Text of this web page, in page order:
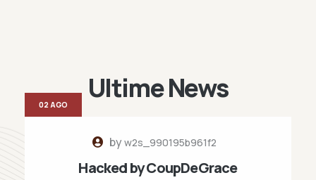
Ultime News
byw2s_990195b961f2
Hacked by CoupDeGrace
02 AGO